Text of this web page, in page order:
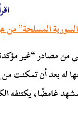
المسلحة” من
من مصادر “غير
له بعد أن تمكنت
غامضًا،